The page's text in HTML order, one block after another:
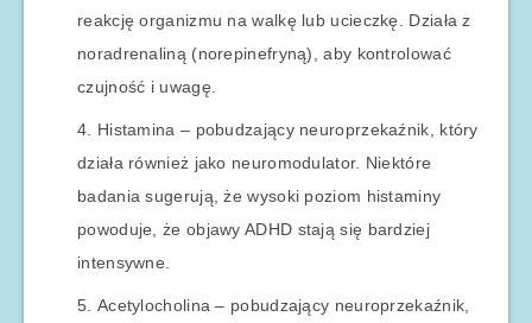
reakcję organizmu na walkę lub ucieczkę. Działa z
noradrenaliną (norepinefryną), aby kontrolować
czujność i uwagę.
Histamina – pobudzający neuroprzekaźnik, który
działa również jako neuromodulator. Niektóre
badania sugerują, że wysoki poziom histaminy
powoduje, że objawy ADHD stają się bardziej
intensywne.
Acetylocholina – pobudzający neuroprzekaźnik,